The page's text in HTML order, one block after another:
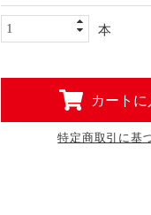
本
カート
特定商取引に基